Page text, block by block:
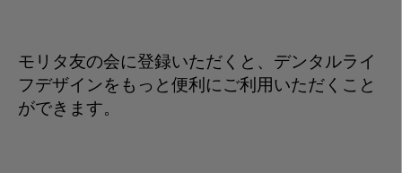
モリタ友の会に登録いただくと、デンタルライ
フデザインをもっと便利にご利用いただくこと
ができます。